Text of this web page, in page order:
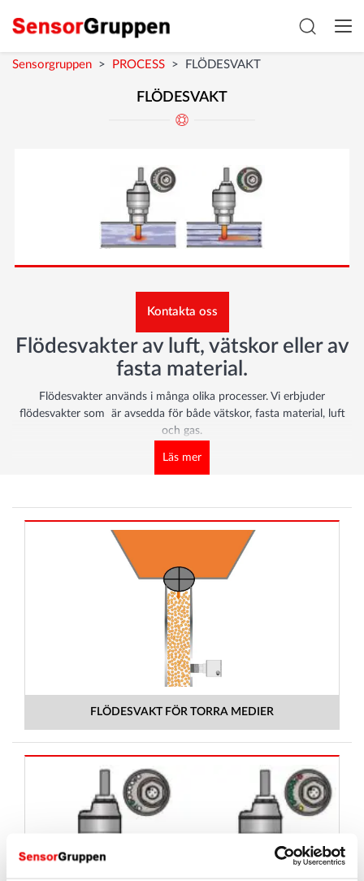
Sensorgruppen > PROCESS > FLÖDESVAKT
« TILLBAKA TILL PROCESS
FLÖDESVAKT
Kontakta oss
Flödesvakter av luft, vätskor eller av
fasta material.
Flödesvakter används i många olika processer. Vi erbjuder
flödesvakter som är avsedda för både vätskor, fasta material, luft
och gas.
Luft och gas:Mätning och vakter för luft och gaser.
Läs mer
FLÖDESVAKT FÖR TORRA MEDIER